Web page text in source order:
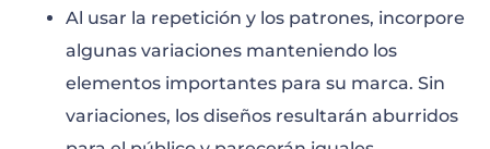
Al usar la repetición y los patrones, incorpore
algunas variaciones manteniendo los
elementos importantes para su marca. Sin
variaciones, los diseños resultarán aburridos